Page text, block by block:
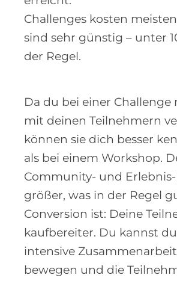
Challenges kosten
sind sehr günstig – unter
der Regel.
Da du bei einer Challenge
mit deinen Teilnehmern
können sie dich besser
als bei einem Workshop.
Community- und
größer, was in der Regel
Conversion ist: Deine
kaufbereiter. Du kannst
intensive
bewegen und die